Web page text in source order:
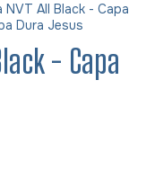
NVT All Black - Capa
Dura Jesus
- Capa